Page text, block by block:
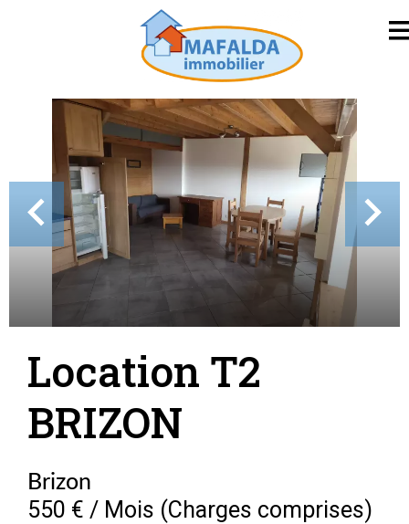
Location T2
BRIZON
Brizon
550 € / Mois (Charges comprises)